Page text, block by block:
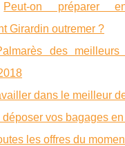
Peut-on préparer
Girardin outremer ?
des meilleurs
dans le meilleur
déposer vos bagages
les offres du